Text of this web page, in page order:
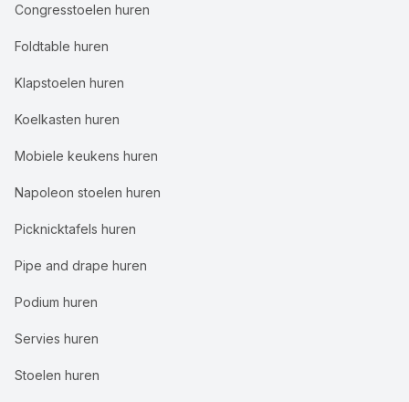
Congresstoelen huren
Foldtable huren
Klapstoelen huren
Koelkasten huren
Mobiele keukens huren
Napoleon stoelen huren
Picknicktafels huren
Pipe and drape huren
Podium huren
Servies huren
Stoelen huren